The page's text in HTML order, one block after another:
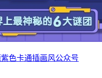
色卡通插画风公众号